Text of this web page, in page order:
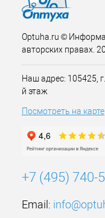
Optuha.ru ©
авторских правах.
Наш адрес: 105425,
й этаж
Посмотреть на карте
+7 (495) 740-
Email: